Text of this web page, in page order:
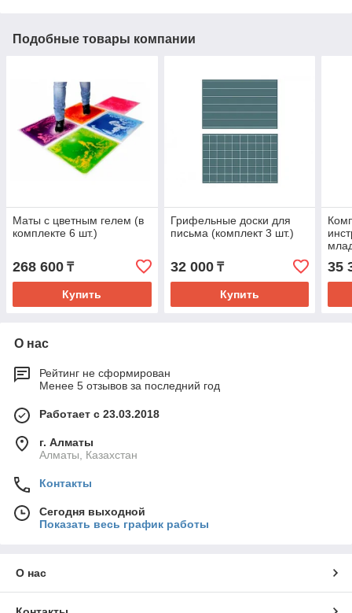
Подобные товары компании
Маты с цветным гелем (в
комплекте 6 шт.)
268 600 ₸
Купить
Грифельные доски для
письма (комплект 3 шт.)
32 000₸
Купить
35
О нас
Рейтинг не сформирован
Менее 5 отзывов за последний год
Работает с 23.03.2018
г. Алматы
Алматы, Казахстан
Контакты
Сегодня выходной
Показать весь график работы
О нас